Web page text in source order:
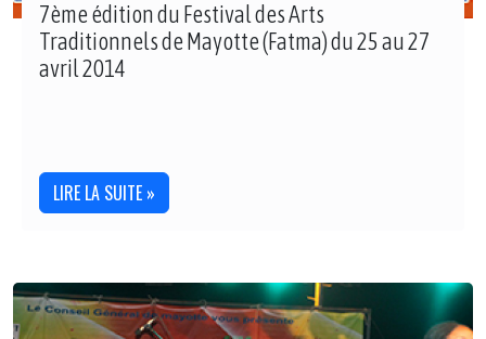
7ème édition du Festival des Arts
Traditionnels de Mayotte (Fatma) du 25 au 27
avril 2014
LIRE LA SUITE »